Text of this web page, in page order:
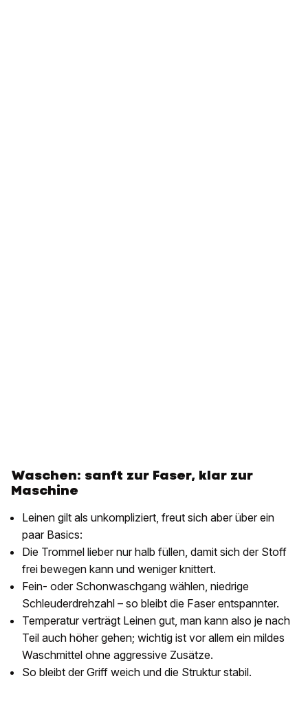
Waschen: sanft zur Faser, klar zur
Maschine
Leinen gilt als unkompliziert, freut sich aber über ein
paar Basics:
Die Trommel lieber nur halb füllen, damit sich der Stoff
frei bewegen kann und weniger knittert.
Fein- oder Schonwaschgang wählen, niedrige
Schleuderdrehzahl – so bleibt die Faser entspannter.
Temperatur verträgt Leinen gut, man kann also je nach
Teil auch höher gehen; wichtig ist vor allem ein mildes
Waschmittel ohne aggressive Zusätze.
So bleibt der Griff weich und die Struktur stabil.